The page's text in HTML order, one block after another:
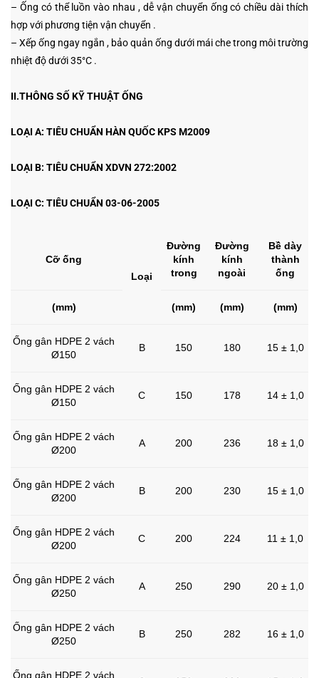
– Ống có thể luồn vào nhau , dễ vận chuyển ống có chiều dài thích
hợp với phương tiện vận chuyển .
– Xếp ống ngay ngắn , bảo quản ống dưới mái che trong môi trường
nhiệt độ dưới 35°C .
II.THÔNG SỐ KỸ THUẬT ỐNG
LOẠI A: TIÊU CHUẨN HÀN QUỐC KPS M2009
LOẠI B: TIÊU CHUẨN XDVN 272:2002
LOẠI C: TIÊU CHUẨN 03-06-2005
Cỡ ống
Loại
Đường
kính
trong
Đường
kính
ngoài
Bề dày
thành
ống
(mm) (mm) (mm) (mm)
Ống gân HDPE 2 vách
Ø150
B 150 180 15 ± 1,0
Ống gân HDPE 2 vách
Ø150
C 150 178 14 ± 1,0
Ống gân HDPE 2 vách
Ø200
A 200 236 18 ± 1,0
Ống gân HDPE 2 vách
Ø200
B 200 230 15 ± 1,0
Ống gân HDPE 2 vách
Ø200
C 200 224 11 ± 1,0
Ống gân HDPE 2 vách
Ø250
A 250 290 20 ± 1,0
Ống gân HDPE 2 vách
Ø250
B 250 282 16 ± 1,0
Ống gân HDPE 2 vách